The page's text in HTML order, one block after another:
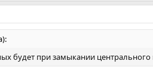
будет при замыкании центрального